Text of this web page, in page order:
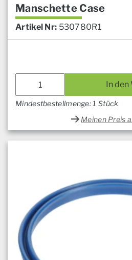
Manschette Case
Artikel Nr: 530780R1
In
Mindestbestellmenge: 1 Stück
Meinen Preis